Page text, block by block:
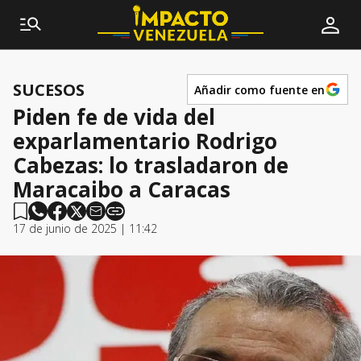
SUCESOS Añadir como fuente en
Piden fe de vida del
exparlamentario Rodrigo
Cabezas: lo trasladaron de
Maracaibo a Caracas
17 de junio de 2025 | 11:42